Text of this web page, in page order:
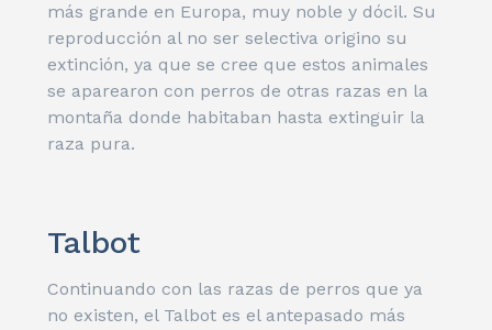
más grande en Europa, muy noble y dócil. Su
reproducción al no ser selectiva origino su
extinción, ya que se cree que estos animales
se aparearon con perros de otras razas en la
montaña donde habitaban hasta extinguir la
raza pura.
Talbot
Continuando con las razas de perros que ya
no existen, el Talbot es el antepasado más